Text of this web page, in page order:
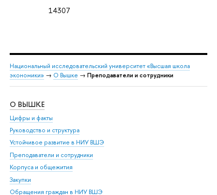
14307
Национальный исследовательский университет «Высшая школа
экономики» → О Вышке → Преподаватели и сотрудники
О ВЫШКЕ
Цифры и факты
Руководство и структура
Устойчивое развитие в НИУ ВШЭ
Преподаватели и сотрудники
Корпуса и общежития
Закупки
Обращения граждан в НИУ ВШЭ